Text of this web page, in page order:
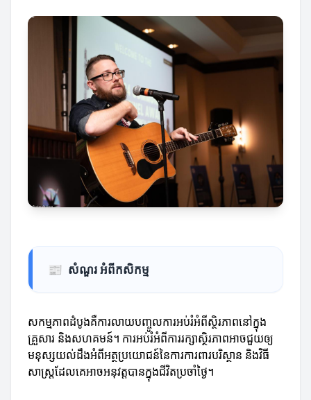
📰 សំណួរ អំពីកសិកម្ម
សកម្មភាពដំបូងគឺការលាយបញ្ចូលការអប់រំអំពីស្ថិរភាពនៅក្នុង
គ្រួសារ និងសហគមន៍។ ការអប់រំអំពីការរក្សាស្ថិរភាពអាចជួយឲ្យ
មនុស្សយល់ដឹងអំពីអត្ថប្រយោជន៍នៃការការពារបរិស្ថាន និងវិធី
សាស្ត្រដែលគេអាចអនុវត្តបានក្នុងជីវិតប្រចាំថ្ងៃ។